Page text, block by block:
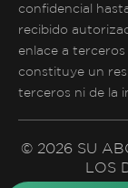
confidencial
recibido
enlace a
constituye un
terceros ni de la
© 2026 SU
LOS